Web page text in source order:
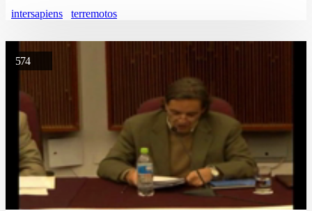
intersapiens terremotos
574